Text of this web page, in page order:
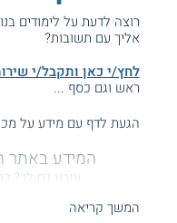
רוצה לדעת על לימודים
אליך עם תשובות?
לחץ/י כאן ותקבל/י
ראש וגם כסף ...
הגעת לדף עם מידע על
המידע באתר הועיל
עזרנו גם לך?
המשך קריאה